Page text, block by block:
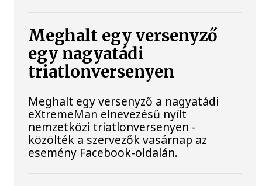
Meghalt egy versenyző
egy nagyatádi
triatlonversenyen
Meghalt egy versenyző a nagyatádi
eXtremeMan elnevezésű nyílt
nemzetközi triatlonversenyen -
közölték a szervezők vasárnap az
esemény Facebook-oldalán.